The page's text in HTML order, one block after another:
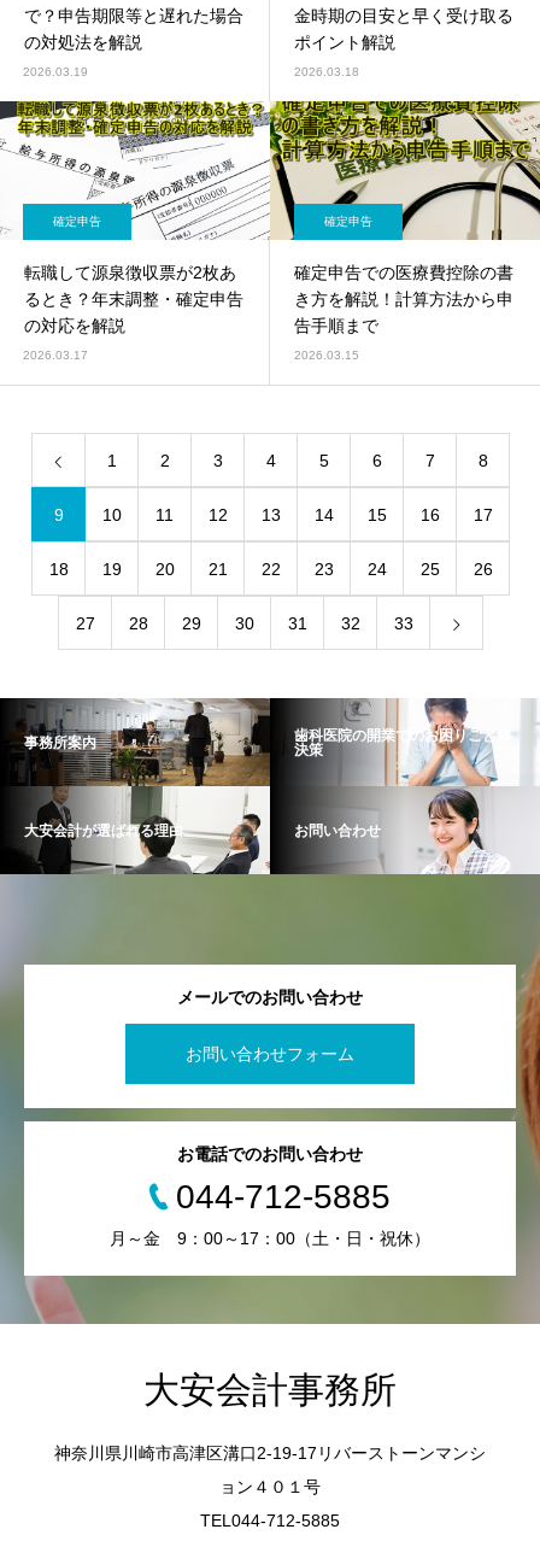
で？申告期限等と遅れた場合
の対処法を解説
2026.03.19
金時期の目安と早く受け取る
ポイント解説
2026.03.18
確定申告
転職して源泉徴収票が2枚あ
るとき？年末調整・確定申告
の対応を解説
2026.03.17
確定申告
確定申告での医療費控除の書
き方を解説！計算方法から申
告手順まで
2026.03.15
1 2 3 4 5 6 7 8
9 10 11 12 13 14 15 16 17
18 19 20 21 22 23 24 25 26
27 28 29 30 31 32 33
事務所案内
歯科医院の開業でのお困りごと解
決策
大安会計が選ばれる理由 お問い合わせ
メールでのお問い合わせ
お問い合わせフォーム
お電話でのお問い合わせ
044-712-5885
月～金 9：00～17：00（土・日・祝休）
大安会計事務所
神奈川県川崎市高津区溝口2-19-17リバーストーンマンシ
ョン４０１号
TEL044-712-5885